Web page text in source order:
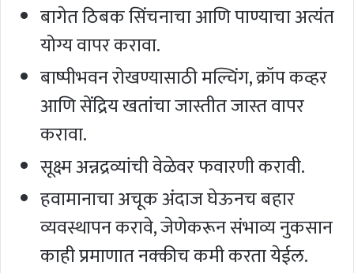
बागेत ठिबक सिंचनाचा आणि पाण्याचा अत्यंत
योग्य वापर करावा.
बाष्पीभवन रोखण्यासाठी मल्चिंग, क्रॉप कव्हर
आणि सेंद्रिय खतांचा जास्तीत जास्त वापर
करावा.
सूक्ष्म अन्नद्रव्यांची वेळेवर फवारणी करावी.
हवामानाचा अचूक अंदाज घेऊनच बहार
व्यवस्थापन करावे, जेणेकरून संभाव्य नुकसान
काही प्रमाणात नक्कीच कमी करता येईल.